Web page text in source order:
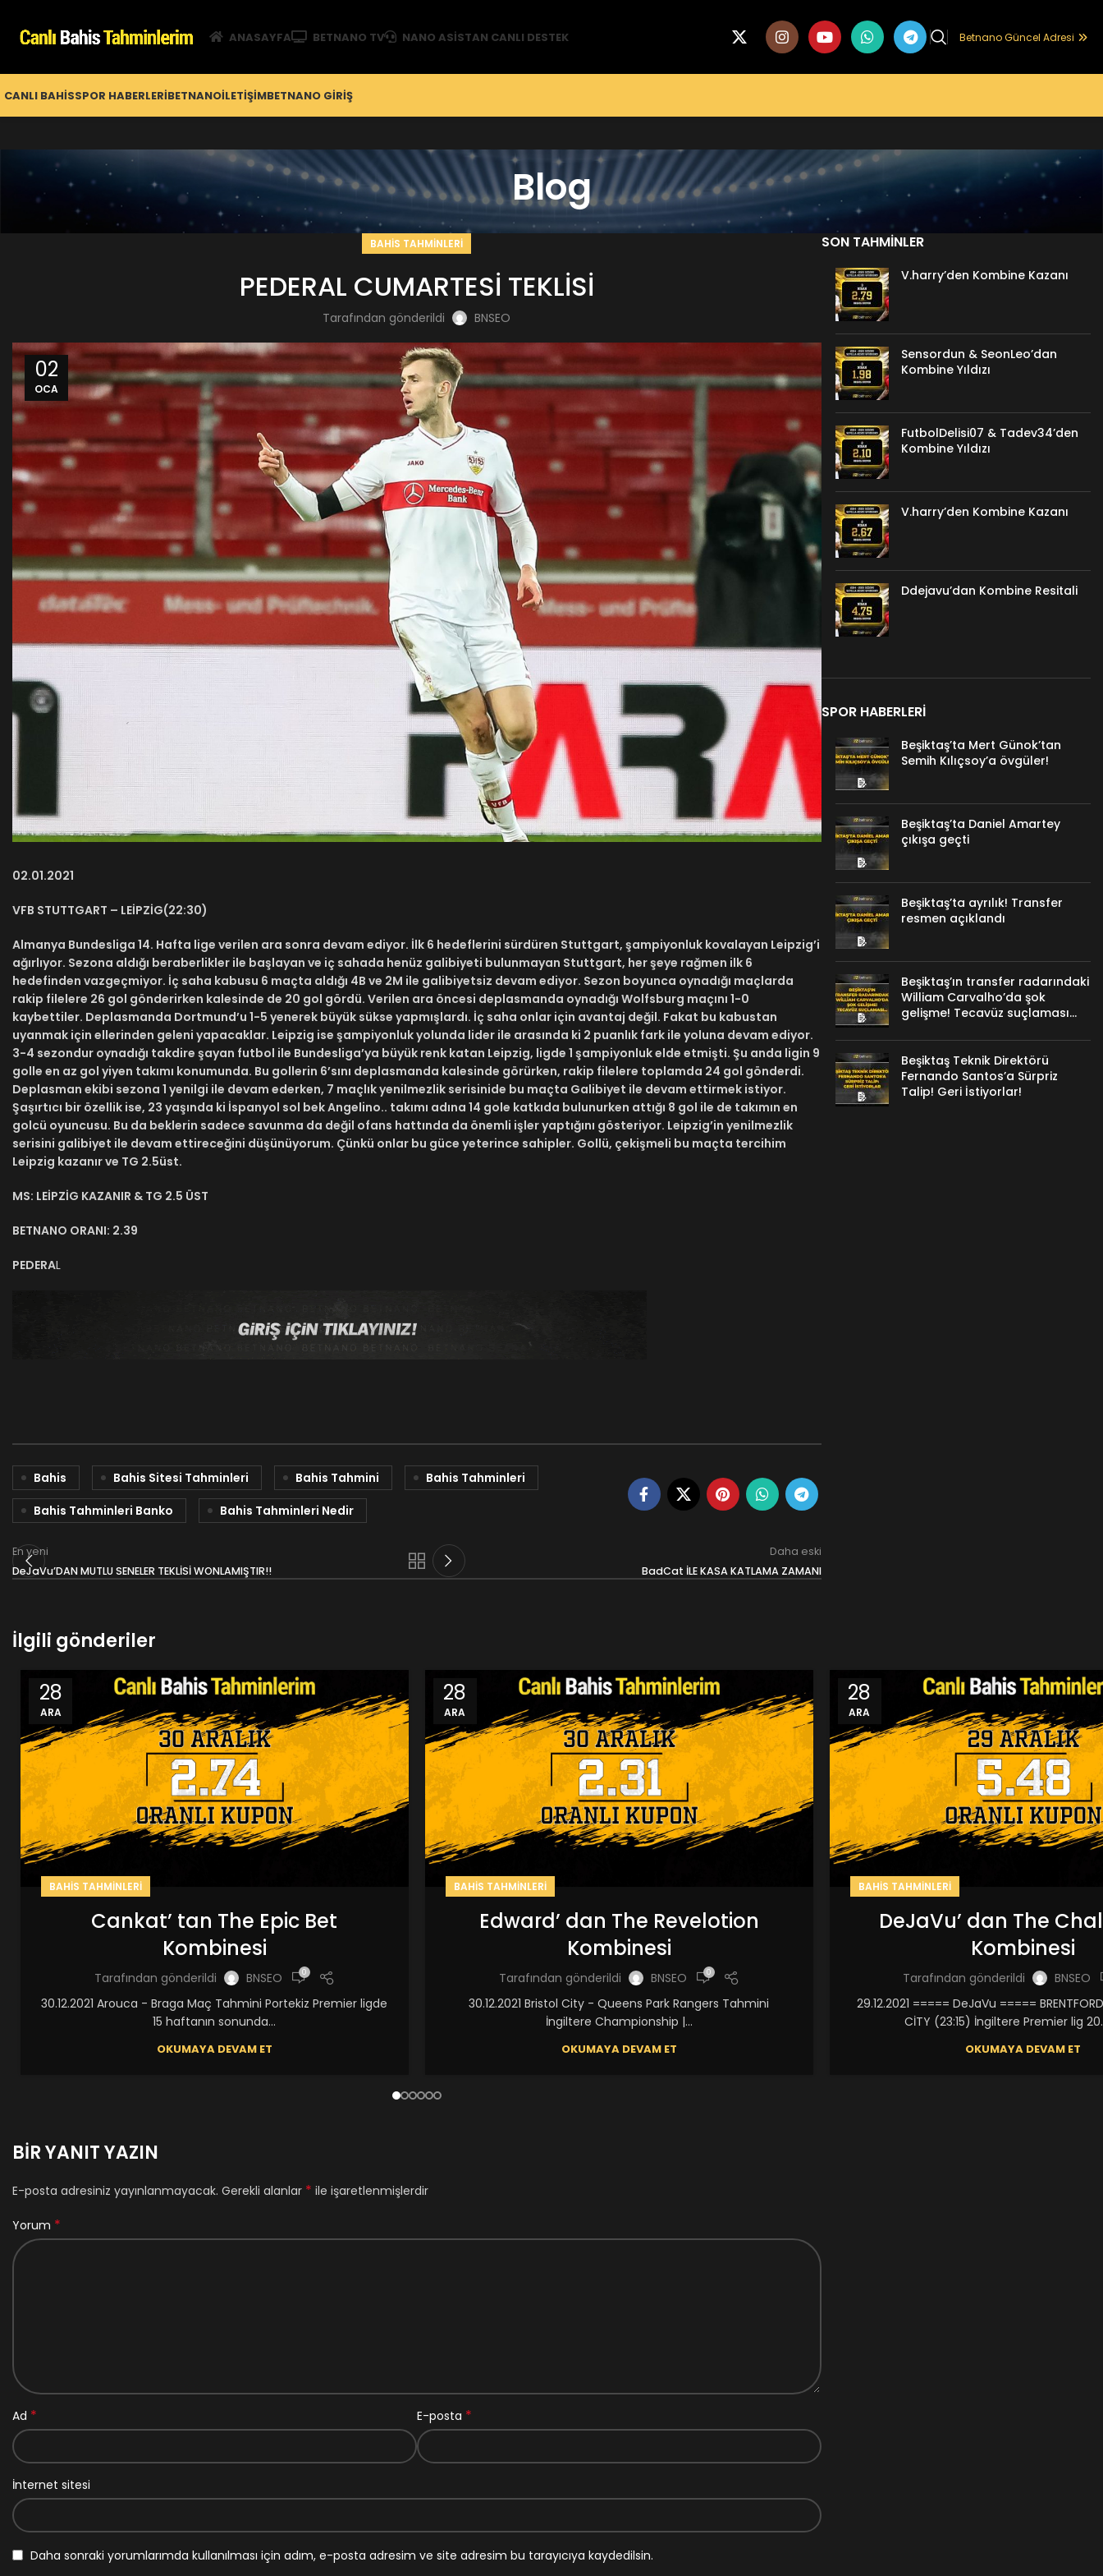
ANASAYFA BETNANO TV NANO ASISTAN CANLI DESTEK Betnano Güncel Adresi
CANLI BAHISSPOR HABERLERIBETNANOİLETIŞIMBETNANO GİRIŞ
Blog
BAHIS TAHMINLERI
PEDERAL CUMARTESİ TEKLİSİ
Tarafından gönderildi BNSEO
02
OCA
02.01.2021
VFB STUTTGART – LEİPZİG(22:30)
Almanya Bundesliga 14. Hafta lige verilen ara sonra devam ediyor. İlk 6 hedeflerini sürdüren Stuttgart, şampiyonluk kovalayan Leipzig’i
ağırlıyor. Sezona aldığı beraberlikler ile başlayan ve iç sahada henüz galibiyeti bulunmayan Stuttgart, her şeye rağmen ilk 6
hedefinden vazgeçmiyor. İç saha kabusu 6 maçta aldığı 4B ve 2M ile galibiyetsiz devam ediyor. Sezon boyunca oynadığı maçlarda
rakip filelere 26 gol gönderirken kalesinde de 20 gol gördü. Verilen ara öncesi deplasmanda oynadığı Wolfsburg maçını 1-0
kaybettiler. Deplasmanda Dortmund’u 1-5 yenerek büyük sükse yapmışlardı. İç saha onlar için avantaj değil. Fakat bu kabustan
uyanmak için ellerinden geleni yapacaklar. Leipzig ise şampiyonluk yolunda lider ile arasında ki 2 puanlık fark ile yoluna devam ediyor.
3-4 sezondur oynadığı takdire şayan futbol ile Bundesliga’ya büyük renk katan Leipzig, ligde 1 şampiyonluk elde etmişti. Şu anda ligin 9
golle en az gol yiyen takımı konumunda. Bu gollerin 6’sını deplasmanda kalesinde görürken, rakip filelere toplamda 24 gol gönderdi.
Deplasman ekibi sezona 1 yenilgi ile devam ederken, 7 maçlık yenilmezlik serisinide bu maçta Galibiyet ile devam ettirmek istiyor.
Şaşırtıcı bir özellik ise, 23 yaşında ki İspanyol sol bek Angelino.. takımı adına 14 gole katkıda bulunurken attığı 8 gol ile de takımın en
golcü oyuncusu. Bu da beklerin sadece savunma da değil ofans hattında da önemli işler yaptığını gösteriyor. Leipzig’in yenilmezlik
serisini galibiyet ile devam ettireceğini düşünüyorum. Çünkü onlar bu güce yeterince sahipler. Gollü, çekişmeli bu maçta tercihim
Leipzig kazanır ve TG 2.5üst.
MS: LEİPZİG KAZANIR & TG 2.5 ÜST
BETNANO ORANI: 2.39
PEDERAL
Bahis Bahis Sitesi Tahminleri Bahis Tahmini
Bahis Tahminleri
Bahis Tahminleri Banko
Bahis Tahminleri Nedir
En yeni
DeJaVu’DAN MUTLU SENELER TEKLİSİ WONLAMIŞTIR!!
Daha eski
BadCat İLE KASA KATLAMA ZAMANI
İlgili gönderiler
28
ARA
BAHIS TAHMINLERI
Cankat’ tan The Epic Bet
Kombinesi
Tarafından gönderildi BNSEO 0
30.12.2021 Arouca - Braga Maç Tahmini Portekiz Premier ligde
15 haftanın sonunda...
OKUMAYA DEVAM ET
28
ARA
BAHIS TAHMINLERI
Edward’ dan The Revelotion
Kombinesi
Tarafından gönderildi BNSEO 0
30.12.2021 Bristol City - Queens Park Rangers Tahmini
İngiltere Championship |...
OKUMAYA DEVAM ET
28
ARA
BAHIS TAHMINLERI
DeJaVu’ dan The
Kombinesi
Tarafından gönderildi
BNSEO
29.12.2021 ===== DeJaVu =====
CİTY (23:15) İngiltere Premier lig
OKUMAYA DEVAM ET
BIR YANIT YAZIN
E-posta adresiniz yayınlanmayacak. Gerekli alanlar * ile işaretlenmişlerdir
Yorum *
Ad * E-posta *
İnternet sitesi
Daha sonraki yorumlarımda kullanılması için adım, e-posta adresim ve site adresim bu tarayıcıya kaydedilsin.
SON TAHMINLER
V.harry’den Kombine Kazanı
Sensordun & SeonLeo’dan
Kombine Yıldızı
FutbolDelisi07 & Tadev34’den
Kombine Yıldızı
V.harry’den Kombine Kazanı
Ddejavu’dan Kombine Resitali
SPOR HABERLERI
Beşiktaş’ta Mert Günok’tan
Semih Kılıçsoy’a övgüler!
Beşiktaş’ta Daniel Amartey
çıkışa geçti
Beşiktaş’ta ayrılık! Transfer
resmen açıklandı
Beşiktaş’ın transfer radarındaki
William Carvalho’da şok
gelişme! Tecavüz suçlaması…
Beşiktaş Teknik Direktörü
Fernando Santos’a Sürpriz
Talip! Geri İstiyorlar!